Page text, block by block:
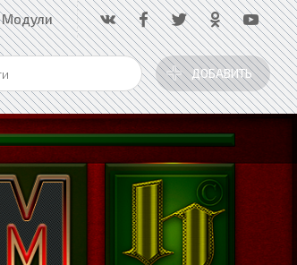
Модули
ДОБАВИТЬ